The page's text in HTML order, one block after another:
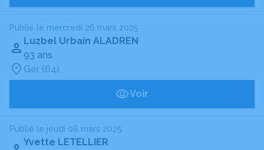
Publié le mercredi 26 mars 2025
Luzbel Urbain ALADREN
93 ans
Ger (64)
Voir
Publié le jeudi 06 mars 2025
Yvette LETELLIER